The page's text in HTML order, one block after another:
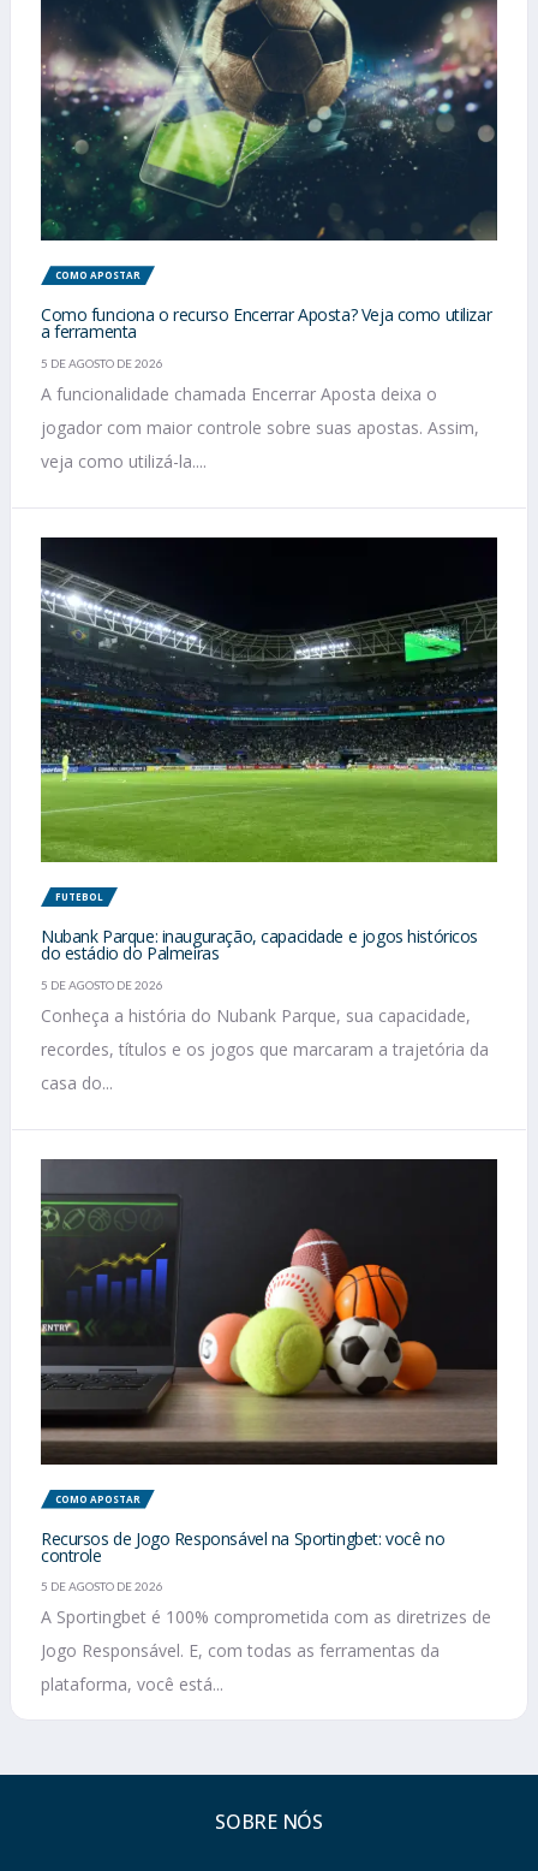
COMO APOSTAR
Como funciona o recurso Encerrar Aposta? Veja como utilizar
a ferramenta
5 DE AGOSTO DE 2026
A funcionalidade chamada Encerrar Aposta deixa o
jogador com maior controle sobre suas apostas. Assim,
veja como utilizá-la....
FUTEBOL
Nubank Parque: inauguração, capacidade e jogos históricos
do estádio do Palmeiras
5 DE AGOSTO DE 2026
Conheça a história do Nubank Parque, sua capacidade,
recordes, títulos e os jogos que marcaram a trajetória da
casa do...
COMO APOSTAR
Recursos de Jogo Responsável na Sportingbet: você no
controle
5 DE AGOSTO DE 2026
A Sportingbet é 100% comprometida com as diretrizes de
Jogo Responsável. E, com todas as ferramentas da
plataforma, você está...
SOBRE NÓS